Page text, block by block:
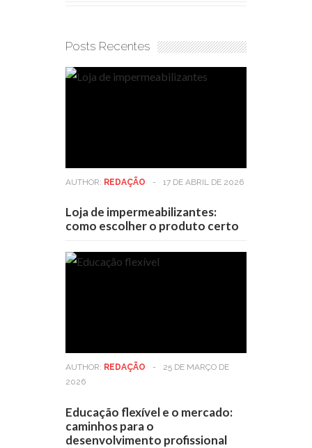
Posts Recentes
AUTHOR: REDAÇÃO - 17 DE ABRIL DE 2026
Loja de impermeabilizantes:
como escolher o produto certo
AUTHOR: REDAÇÃO -
25 DE MARÇO DE
2026
Educação flexível e o mercado:
caminhos para o
desenvolvimento profissional